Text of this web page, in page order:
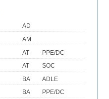
AD
AM
AT
PPE/DC
AT
SOC
BA
ADLE
BA
PPE/DC